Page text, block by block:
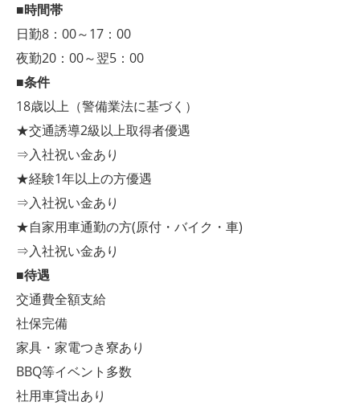
■時間帯
日勤8：00～17：00
夜勤20：00～翌5：00
■条件
18歳以上（警備業法に基づく）
★交通誘導2級以上取得者優遇
⇒入社祝い金あり
★経験1年以上の方優遇
⇒入社祝い金あり
★自家用車通勤の方(原付・バイク・車)
⇒入社祝い金あり
■待遇
交通費全額支給
社保完備
家具・家電つき寮あり
BBQ等イベント多数
社用車貸出あり